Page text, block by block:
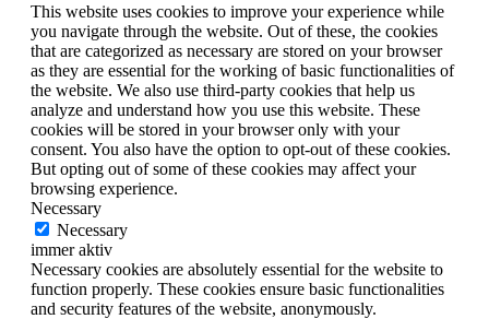
This website uses cookies to improve your experience while
you navigate through the website. Out of these, the cookies
that are categorized as necessary are stored on your browser
as they are essential for the working of basic functionalities of
the website. We also use third-party cookies that help us
analyze and understand how you use this website. These
cookies will be stored in your browser only with your
consent. You also have the option to opt-out of these cookies.
But opting out of some of these cookies may affect your
browsing experience.
Necessary
Necessary
immer aktiv
Necessary cookies are absolutely essential for the website to
function properly. These cookies ensure basic functionalities
and security features of the website, anonymously.